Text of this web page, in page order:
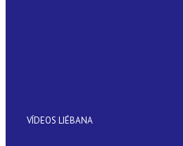
VÍDEOS LIÉBANA